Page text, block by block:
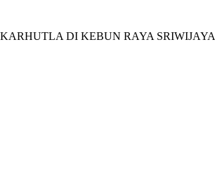
DI KEBUN RAYA SRIWIJAYA